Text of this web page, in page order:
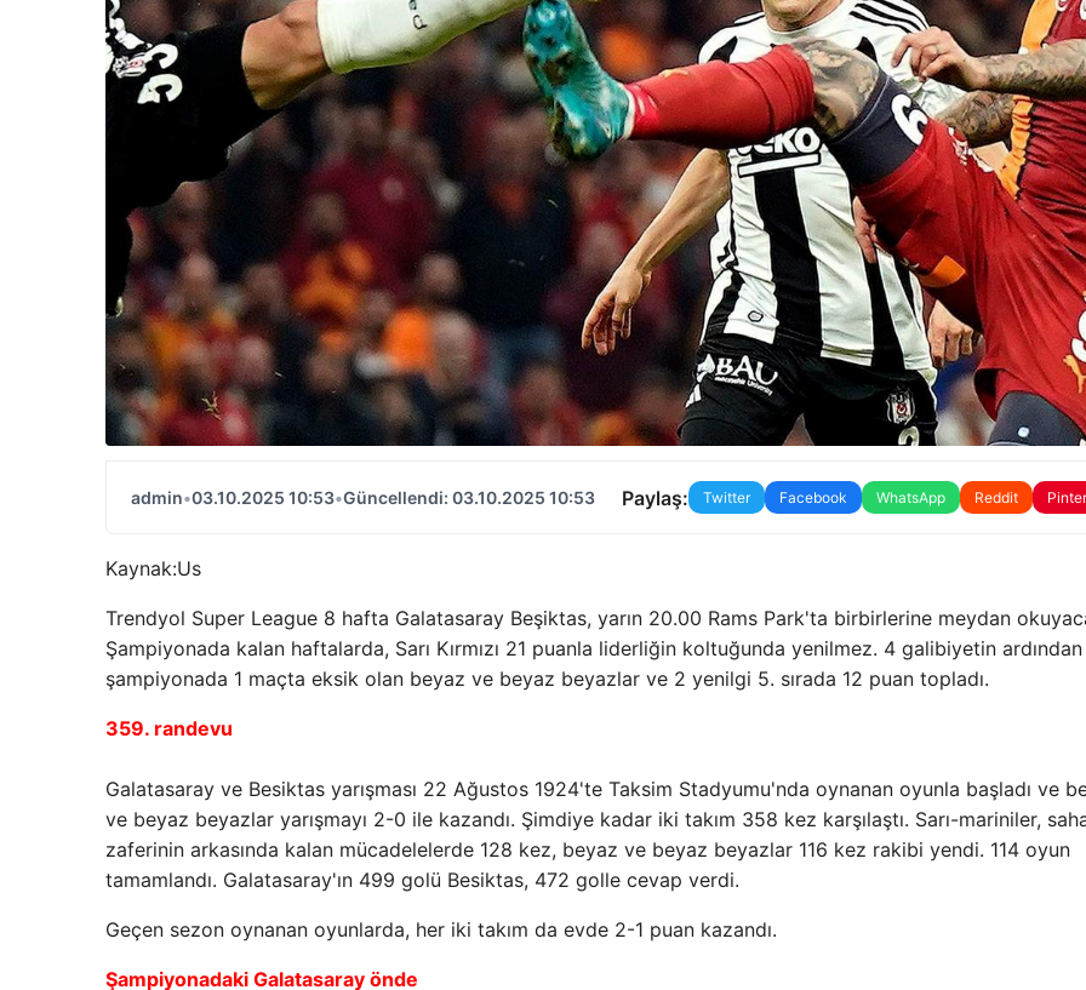
admin•03.10.2025 10:53•Güncellendi: 03.10.2025 10:53 Paylaş: Twitter Facebook WhatsApp Reddit
Kaynak:Us
Trendyol Super League 8 hafta Galatasaray Beşiktas, yarın 20.00 Rams Park'ta birbirlerine meydan
Şampiyonada kalan haftalarda, Sarı Kırmızı 21 puanla liderliğin koltuğunda yenilmez. 4 galibiyetin ardından
şampiyonada 1 maçta eksik olan beyaz ve beyaz beyazlar ve 2 yenilgi 5. sırada 12 puan topladı.
359. randevu
Galatasaray ve Besiktas yarışması 22 Ağustos 1924'te Taksim Stadyumu'nda oynanan oyunla başladı ve
ve beyaz beyazlar yarışmayı 2-0 ile kazandı. Şimdiye kadar iki takım 358 kez karşılaştı. Sarı-mariniler,
zaferinin arkasında kalan mücadelelerde 128 kez, beyaz ve beyaz beyazlar 116 kez rakibi yendi. 114 oyun
tamamlandı. Galatasaray'ın 499 golü Besiktas, 472 golle cevap verdi.
Geçen sezon oynanan oyunlarda, her iki takım da evde 2-1 puan kazandı.
Şampiyonadaki Galatasaray önde